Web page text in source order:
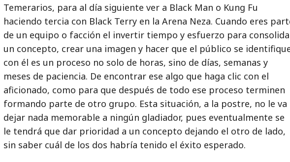
Temerarios, para al día siguiente ver a Black Man o Kung Fu
haciendo tercia con Black Terry en la Arena Neza. Cuando eres
de un equipo o facción el invertir tiempo y esfuerzo para
un concepto, crear una imagen y hacer que el público se
con él es un proceso no solo de horas, sino de días, semanas y
meses de paciencia. De encontrar ese algo que haga clic con el
aficionado, como para que después de todo ese proceso terminen
formando parte de otro grupo. Esta situación, a la postre, no le va
dejar nada memorable a ningún gladiador, pues eventualmente se
le tendrá que dar prioridad a un concepto dejando el otro de lado,
sin saber cuál de los dos habría tenido el éxito esperado.